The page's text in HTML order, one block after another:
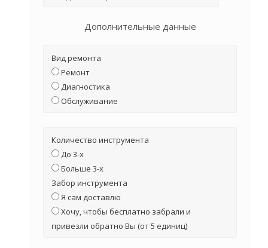
Дополнительные данные
Вид ремонта
Ремонт
Диагностика
Обслуживание
Количество инструмента
До 3-х
Больше 3-х
Забор инструмента
Я сам доставлю
Хочу, чтобы бесплатно забрали и
привезли обратно Вы (от 5 единиц)